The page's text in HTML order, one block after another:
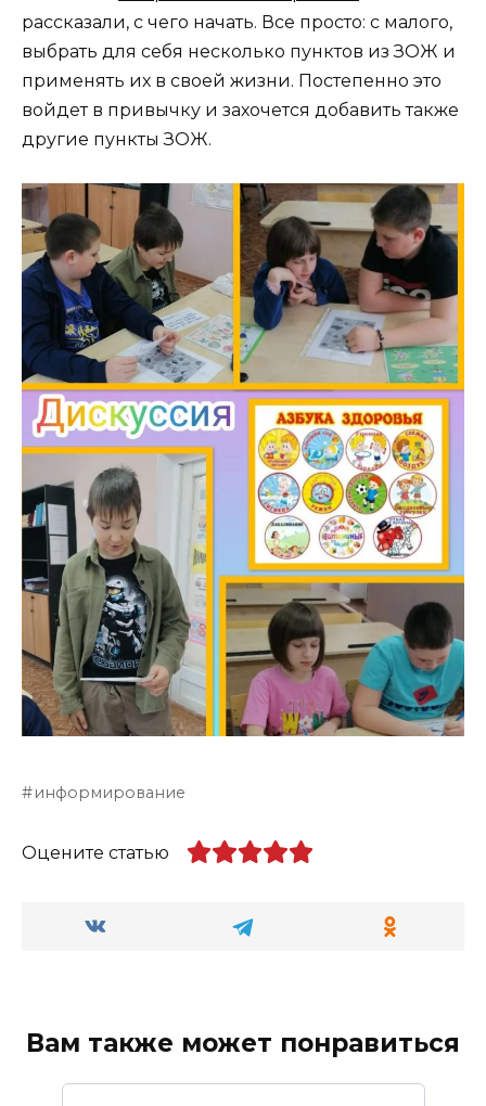
рассказали, с чего начать. Все просто: с малого,
выбрать для себя несколько пунктов из ЗОЖ и
применять их в своей жизни. Постепенно это
войдет в привычку и захочется добавить также
другие пункты ЗОЖ.
информирование
Оцените статью
Вам также может понравиться